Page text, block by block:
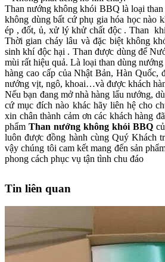
Than nướng không khói BBQ là loại
không dùng bất cứ phụ gia hóa học nào
ép , đốt, ủ, xử lý khử chất độc . Than
Thời gian cháy lâu và đặc biệt không
sinh khí độc hại . Than được dùng để
mùi rất hiệu quả. Là loại than dùng
hàng cao cấp của Nhật Bản, Hàn Quốc,
nướng vịt, ngô, khoai…và được khách
Nếu bạn đang mở nhà hàng lẩu nướng,
cứ mục đích nào khác hãy liên hệ cho
xin chân thành cảm ơn các khách hàng
phẩm Than nướng không khói BBQ
luôn được đồng hành cùng Quý Khách
vậy chúng tôi cam kết mang đến sản
phong cách phục vụ tận tình chu đáo
Tin liên quan